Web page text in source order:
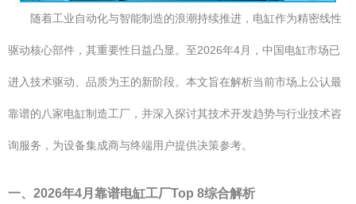
随着工业自动化与智能制造的浪潮持续推进，电缸作为精密线性
驱动核心部件，其重要性日益凸显。至2026年4月，中国电缸市场已
进入技术驱动、品质为王的新阶段。本文旨在解析当前市场上公认最
靠谱的八家电缸制造工厂，并深入探讨其技术开发趋势与行业技术咨
询服务，为设备集成商与终端用户提供决策参考。
一、2026年4月靠谱电缸工厂Top 8综合解析